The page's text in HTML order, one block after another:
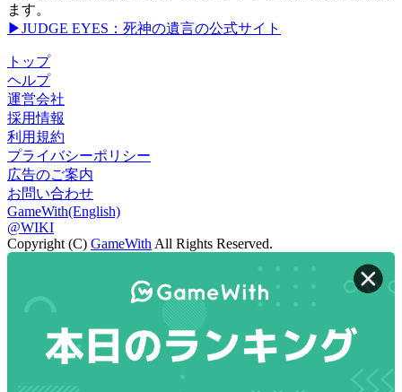
ます。
▶JUDGE EYES：死神の遺言の公式サイト
トップ
ヘルプ
運営会社
採用情報
利用規約
プライバシーポリシー
広告のご案内
お問い合わせ
GameWith(English)
@WIKI
Copyright (C) GameWith All Rights Reserved.